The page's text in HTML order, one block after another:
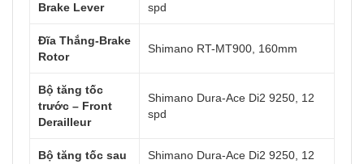
Brake Lever
spd
Đĩa Thắng-Brake
Rotor
Shimano RT-MT900, 160mm
Bộ tăng tốc
trước – Front
Derailleur
Shimano Dura-Ace Di2 9250, 12
spd
Bộ tăng tốc sau
Shimano Dura-Ace Di2 9250, 12